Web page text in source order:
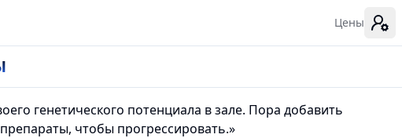
Цены
генетического потенциала в зале. Пора добавить
чтобы прогрессировать.»